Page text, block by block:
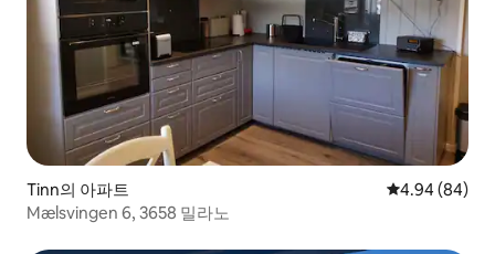
Tinn의 아파트 평점 4.94점(5
4.94 (84)
Mælsvingen 6, 3658 밀라노